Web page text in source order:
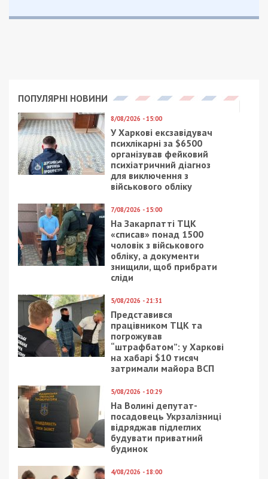
ПОПУЛЯРНІ НОВИНИ
8/08/2026 - 15:00
У Харкові ексзавідувач
психлікарні за $6500
організував фейковий
психіатричний діагноз
для виключення з
військового обліку
7/08/2026 - 15:00
На Закарпатті ТЦК
«списав» понад 1500
чоловік з військового
обліку, а документи
знищили, щоб прибрати
сліди
5/08/2026 - 21:31
Представився
працівником ТЦК та
погрожував
“штрафбатом”: у Харкові
на хабарі $10 тисяч
затримали майора ВСП
5/08/2026 - 10:29
На Волині депутат-
посадовець Укрзалізниці
відряджав підлеглих
будувати приватний
будинок
4/08/2026 - 18:00